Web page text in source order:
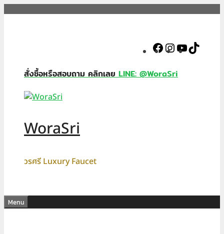
Facebook
Instagram
YouTube
สั่งซื้อหรือสอบถาม คลิกเลยLINE: @WoraSri
WoraSri
วรศรี Luxury Faucet
Menu